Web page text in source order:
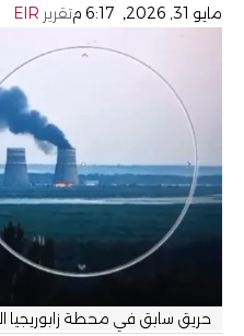
مايو 31, 2026 , 6:17 م تقرير EIR
حريق سابق في محطة زابوريجيا